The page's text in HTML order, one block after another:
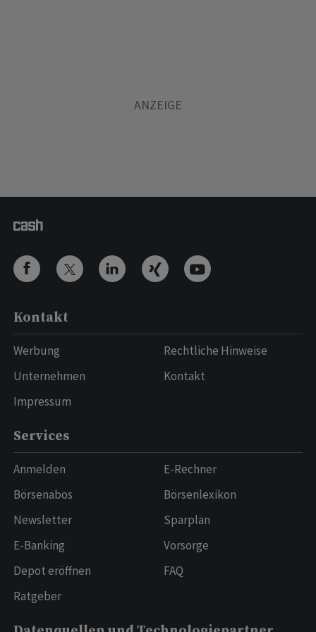
Kontakt
Werbung
Unternehmen
Impressum
Rechtliche Hinweise
Kontakt
Services
Anmelden
Börsenabos
Newsletter
E-Banking
Depot eröffnen
Ratgeber
E-Rechner
Börsenlexikon
Sparplan
Vorsorge
FAQ